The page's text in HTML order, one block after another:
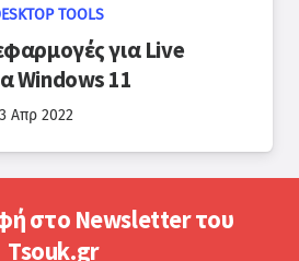
TOOLS
για Live
Windows 11
Απρ 2022
στο Newsletter του
Tsouk.gr